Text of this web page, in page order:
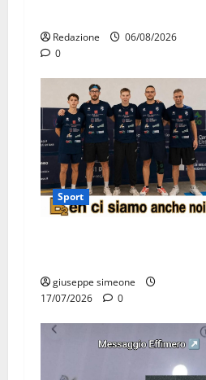
Redazione
06/08/2026
0
Sport
giuseppe simeone
17/07/2026
0